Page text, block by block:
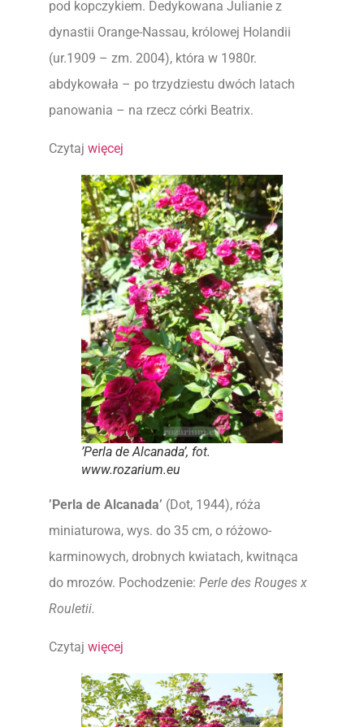
pod kopczykiem. Dedykowana Julianie z
dynastii Orange-Nassau, królowej Holandii
(ur.1909 – zm. 2004), która w 1980r.
abdykowała – po trzydziestu dwóch latach
panowania – na rzecz córki Beatrix.
Czytaj więcej
’Perla de Alcanada’, fot.
www.rozarium.eu
’Perla de Alcanada’ (Dot, 1944), róża
miniaturowa, wys. do 35 cm, o różowo-
karminowych, drobnych kwiatach, kwitnąca
do mrozów. Pochodzenie: Perle des Rouges x
Rouletii.
Czytaj więcej